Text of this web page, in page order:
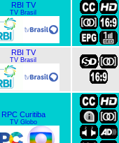
RBI TV
TV Brasil
RBI TV
TV Brasil
RPC Curitiba
TV Globo